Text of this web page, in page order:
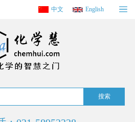
中文 English